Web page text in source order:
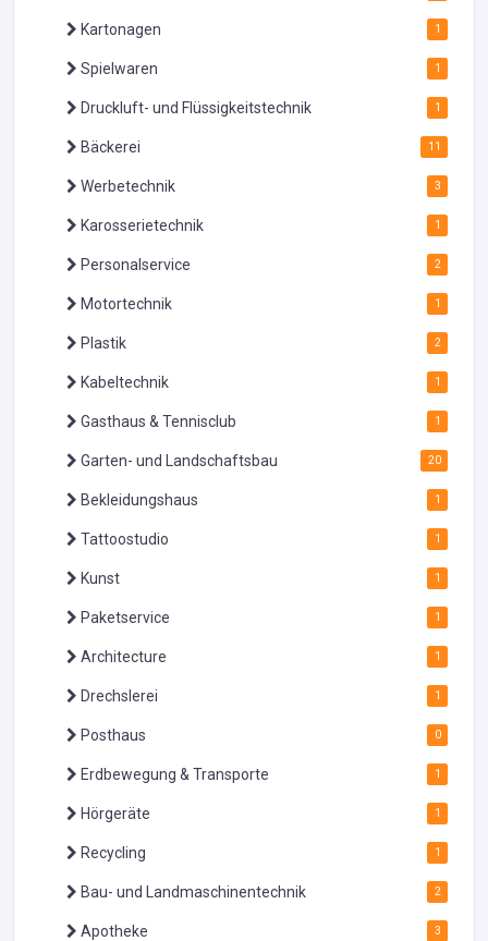
Kartonagen 1
Spielwaren 1
Druckluft- und Flüssigkeitstechnik 1
Bäckerei 11
Werbetechnik 3
Karosserietechnik 1
Personalservice 2
Motortechnik 1
Plastik 2
Kabeltechnik 1
Gasthaus & Tennisclub 1
Garten- und Landschaftsbau 20
Bekleidungshaus 1
Tattoostudio 1
Kunst 1
Paketservice 1
Architecture 1
Drechslerei 1
Posthaus 0
Erdbewegung & Transporte 1
Hörgeräte 1
Recycling 1
Bau- und Landmaschinentechnik 2
Apotheke 3